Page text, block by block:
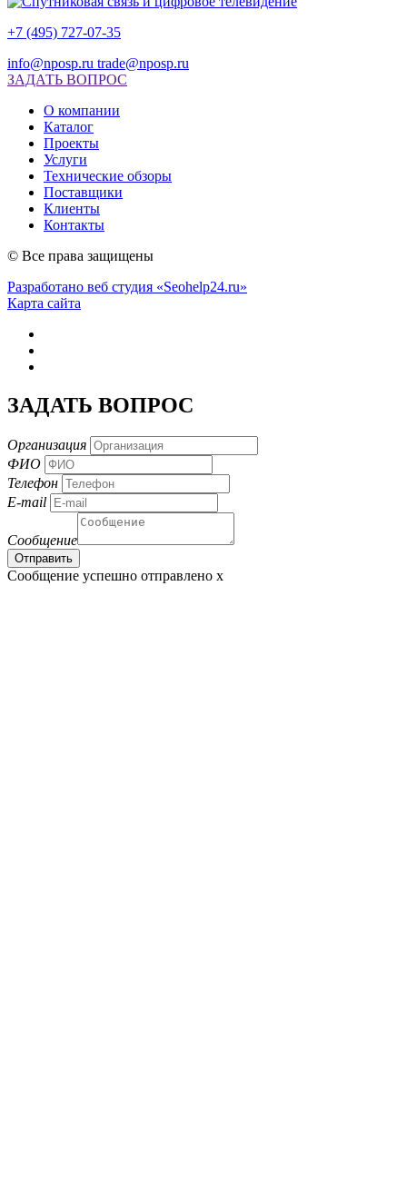
+7 (495) 727-07-35
info@nposp.ru trade@nposp.ru
ЗАДАТЬ ВОПРОС
О компании
Каталог
Проекты
Услуги
Технические обзоры
Поставщики
Клиенты
Контакты
© Все права защищены
Разработано веб студия «Seohelp24.ru»
Карта сайта
ЗАДАТЬ ВОПРОС
Организация
ФИО
Телефон
E-mail
Сообщение
Сообщение успешно отправлено x